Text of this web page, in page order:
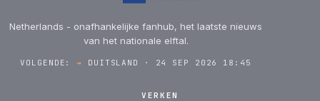
Netherlands - onafhankelijke fanhub, het laatste nieuws
van het nationale elftal.
VOLGENDE:→ DUITSLAND · 24 SEP 2026 18:45
VERKEN